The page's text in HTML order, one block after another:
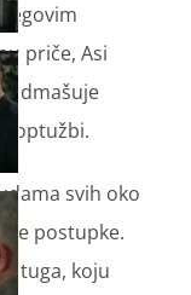
priče, Asi
optužbi.
svih oko
postupke.
tuga, koju